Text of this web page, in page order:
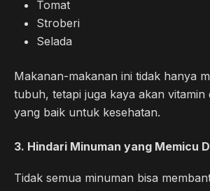
Tomat
Stroberi
Selada
Makanan-makanan ini tidak hanya
tubuh, tetapi juga kaya akan vitamin
yang baik untuk kesehatan.
3. Hindari Minuman yang Memicu
Tidak semua minuman bisa